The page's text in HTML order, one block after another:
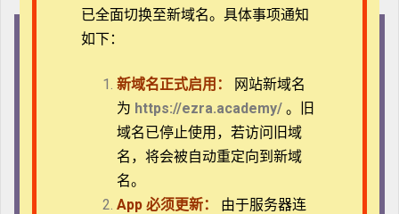
管理员 C 教牧
灵命塑造（艾华柏博士）
已全面切换至新域名。具体事项通知
如下：
新域名正式启用：
网站新域名
为 https://ezra.academy/ 。旧
域名已停止使用，若访问旧域
名，将会被自动重定向到新域
名。
App必须更新：
由于服务器连